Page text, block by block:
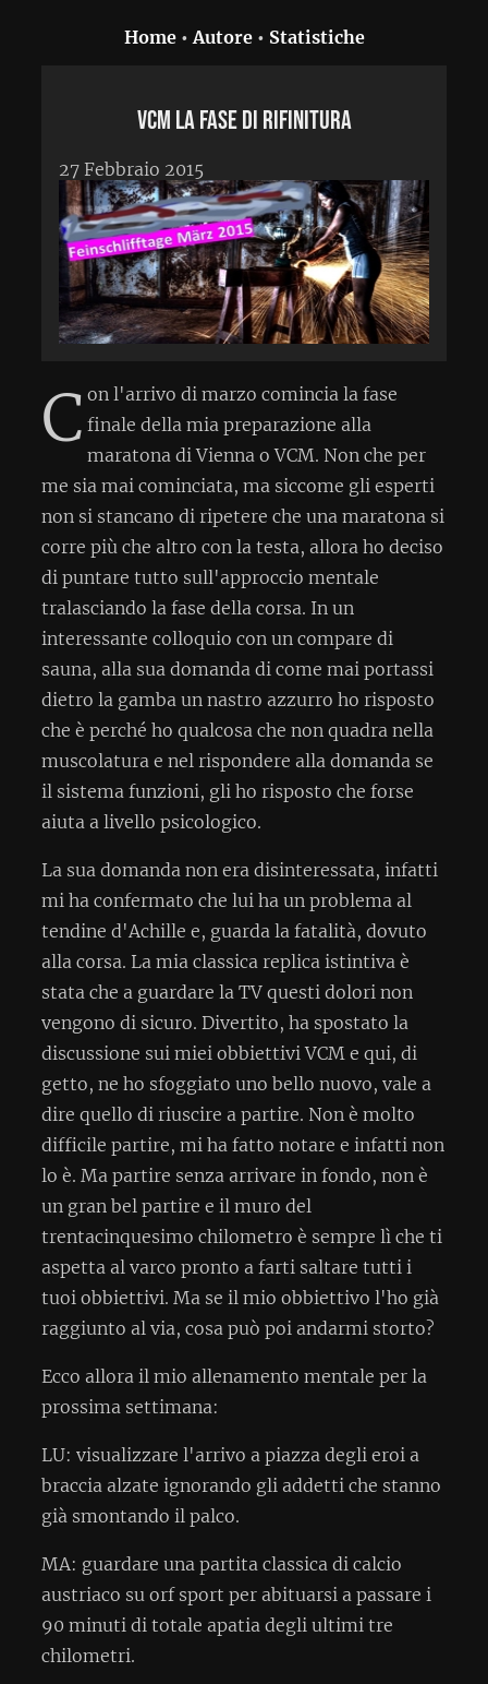
Home•Autore• Statistiche
VCM la fase di rifinitura
27 Febbraio 2015
C on l'arrivo di marzo comincia la fase
finale della mia preparazione alla
maratona di Vienna o VCM. Non che per
me sia mai cominciata, ma siccome gli esperti
non si stancano di ripetere che una maratona si
corre più che altro con la testa, allora ho deciso
di puntare tutto sull'approccio mentale
tralasciando la fase della corsa. In un
interessante colloquio con un compare di
sauna, alla sua domanda di come mai portassi
dietro la gamba un nastro azzurro ho risposto
che è perché ho qualcosa che non quadra nella
muscolatura e nel rispondere alla domanda se
il sistema funzioni, gli ho risposto che forse
aiuta a livello psicologico.
La sua domanda non era disinteressata, infatti
mi ha confermato che lui ha un problema al
tendine d'Achille e, guarda la fatalità, dovuto
alla corsa. La mia classica replica istintiva è
stata che a guardare la TV questi dolori non
vengono di sicuro. Divertito, ha spostato la
discussione sui miei obbiettivi VCM e qui, di
getto, ne ho sfoggiato uno bello nuovo, vale a
dire quello di riuscire a partire. Non è molto
difficile partire, mi ha fatto notare e infatti non
lo è. Ma partire senza arrivare in fondo, non è
un gran bel partire e il muro del
trentacinquesimo chilometro è sempre lì che ti
aspetta al varco pronto a farti saltare tutti i
tuoi obbiettivi. Ma se il mio obbiettivo l'ho già
raggiunto al via, cosa può poi andarmi storto?
Ecco allora il mio allenamento mentale per la
prossima settimana:
LU: visualizzare l'arrivo a piazza degli eroi a
braccia alzate ignorando gli addetti che stanno
già smontando il palco.
MA: guardare una partita classica di calcio
austriaco su orf sport per abituarsi a passare i
90 minuti di totale apatia degli ultimi tre
chilometri.